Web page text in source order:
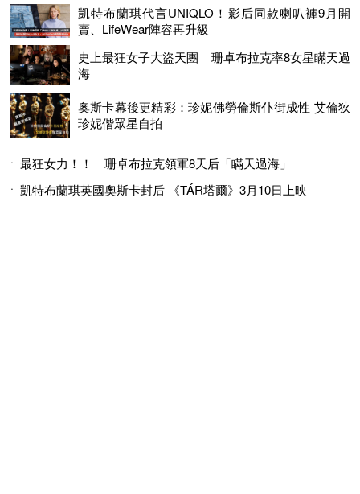
凱特布蘭琪代言UNIQLO！影后同款喇叭褲9月開
賣、LifeWear陣容再升級
史上最狂女子大盜天團 珊卓布拉克率8女星瞞天過
海
奧斯卡幕後更精彩：珍妮佛勞倫斯仆街成性 艾倫狄
珍妮偕眾星自拍
最狂女力！！ 珊卓布拉克領軍8天后「瞞天過海」
凱特布蘭琪英國奧斯卡封后 《TÁR塔爾》3月10日上映